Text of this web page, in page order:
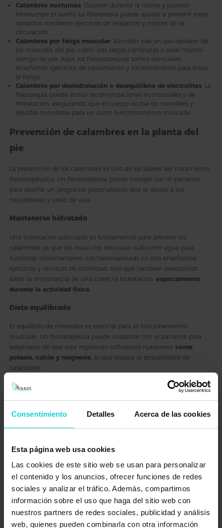
Consentimiento Detalles Acerca de las cookies
Esta página web usa cookies
Las cookies de este sitio web se usan para personalizar
el contenido y los anuncios, ofrecer funciones de redes
sociales y analizar el tráfico. Además, compartimos
información sobre el uso que haga del sitio web con
nuestros partners de redes sociales, publicidad y análisis
web, quienes pueden combinarla con otra información
Calambres nocturnos: Ocurren durante la noche y pueden
interrumpir el sueño. La fisioterapia puede ayudar a prevenir estos
episodios mediante ejercicios de relajación y mejora de la
circulación.
Calambres por fatiga muscular: Suceden tras un uso excesivo de
los músculos del pie, como tras largas caminatas o estar mucho
tiempo de pie. Aquí, los fisioterapeutas somos esenciales,
enseñando ejercicios de estiramiento y fortalecimiento para evitar
la fatiga.
Calambres por deshidratación o desequilibrio de electrolitos: La
fisioterapia puede incluir recomendaciones nutricionales y de
hidratación, asegurando que el cuerpo reciba los minerales y
líquidos necesarios para un buen funcionamiento muscular.
Prevención de calambres en la planta del
pie
La prevención de los calambres es uno de los pilares del tratamiento
fisioterapéutico. Un fisioterapeuta puede trabajar con el paciente
para diseñar un programa personalizado que se ajuste a sus
necesidades y estilo de vida.
Mantenerse hidratado
Una hidratación adecuada es fundamental para prevenir los
calambres, ya que los músculos necesitan suficiente agua para
funcionar correctamente. Los fisioterapeutas no solo enseñamos
ejercicios y técnicas de movilidad, sino que también asesoramos
sobre la importancia de una correcta hidratación, especialmente
durante la actividad física.
Dieta equilibrada
El equilibrio de minerales es esencial para el funcionamiento
muscular. Un fisioterapeuta puede colaborar con el paciente para
asegurarse de que esté ingiriendo suficientes nutrientes, como
potasio, calcio y magnesio, lo que reduce la probabilidad de
calambres.
Elegir el calzado adecuado
pies. Los fisioterapeutas podemos hacer recomendaciones sobre el
tipo de calzado más adecuado para cada persona según su tipo de
evitar tensiones y calambres .
Realizar estiramientos
flexibles y preparados para soportar el esfuerzo diario. Los
fisioterapeutas enseñamos estiramientos específicos para el pie,
asegurando que los músculos del arco y los dedos estén siempre
bien cuidados,lo que minimiza la aparición de calambres.